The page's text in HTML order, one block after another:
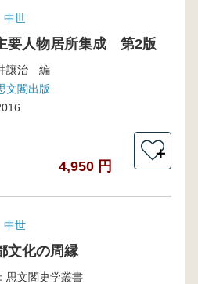
中世
要人物居所集成 第2版
譲治 編
文閣出版
4,950 円
＋
中世
文化の周縁
思文閣史学叢書